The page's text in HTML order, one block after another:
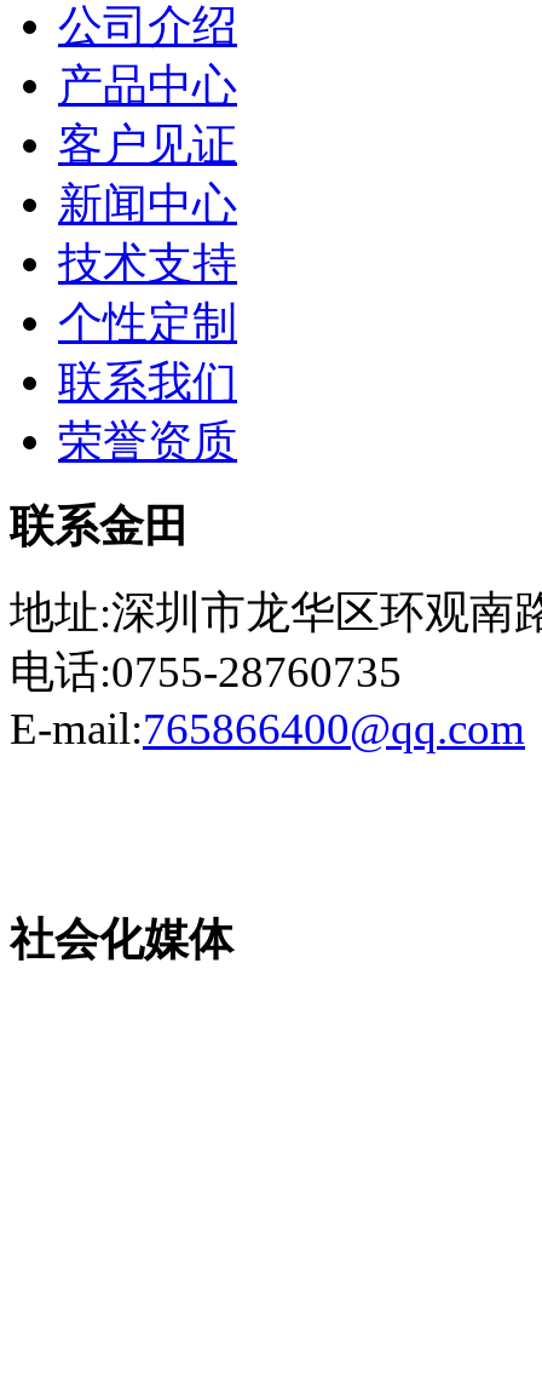
公司介绍
产品中心
客户见证
新闻中心
技术支持
个性定制
联系我们
荣誉资质
联系金田
地址:深圳市龙华区环观南
电话:0755-28760735
E-mail:765866400@qq.com
社会化媒体